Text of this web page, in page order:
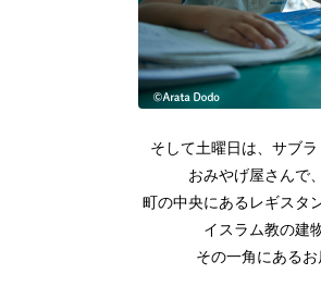
そして土曜日は、サブ
おみやげ屋さんで
町の中央にあるレギスタ
イスラム教の建
その一角にある